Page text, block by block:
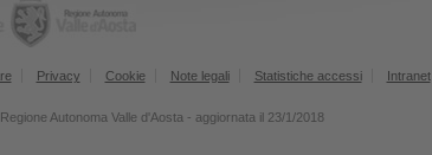
Privacy Cookie Note legali Statistiche accessi Intranet
Autonoma Valle d'Aosta - aggiornata il 23/1/2018